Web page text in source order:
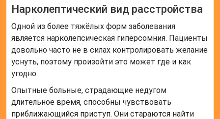
Нарколептический вид расстройства
Одной из более тяжёлых форм заболевания
является нарколепсическая гиперсомния. Пациенты
довольно часто не в силах контролировать желание
уснуть, поэтому произойти это может где и как
угодно.
Опытные больные, страдающие недугом
длительное время, способны чувствовать
приближающийся приступ. Они стараются найти